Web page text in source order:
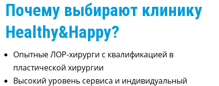
Почему выбирают клинику
Healthy&Happy?
Опытные ЛОР-хирурги с квалификацией в
пластической хирургии
Высокий уровень сервиса и индивидуальный